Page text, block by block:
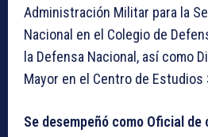
Administración Militar para la
Nacional en el Colegio de
la Defensa Nacional, así como
Mayor en el Centro de
Se desempeñó como Oficial